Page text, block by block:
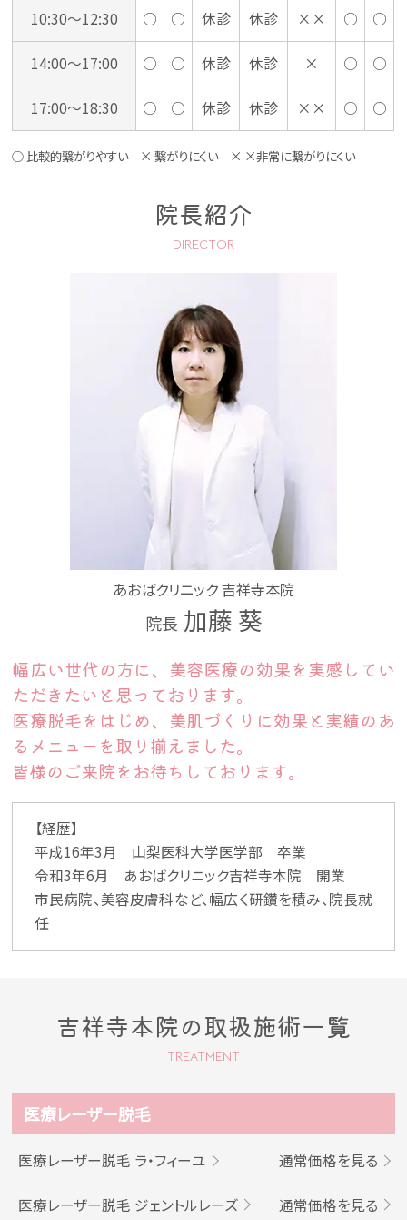
10:30〜12:30 ○ ○ 休診 休診 ×× ○ ○
14:00〜17:00 ○ ○ 休診 休診 × ○ ○
17:00〜18:30 ○ ○ 休診 休診 ×× ○ ○
○ 比較的繋がりやすい × 繋がりにくい × ×非常に繋がりにくい
院長紹介
DIRECTOR
あおばクリニック 吉祥寺本院
院長 加藤 葵
幅広い世代の方に、美容医療の効果を実感してい
ただきたいと思っております。
医療脱毛をはじめ、美肌づくりに効果と実績のあ
るメニューを取り揃えました。
皆様のご来院をお待ちしております。
【経歴】
平成16年3月 山梨医科大学医学部 卒業
令和3年6月 あおばクリニック吉祥寺本院 開業
市民病院、美容皮膚科など、幅広く研鑽を積み、院長就
任
吉祥寺本院の取扱施術一覧
TREATMENT
医療レーザー脱毛
医療レーザー脱毛 ラ・フィーユ 通常価格を見る
医療レーザー脱毛 ジェントルレーズ 通常価格を見る